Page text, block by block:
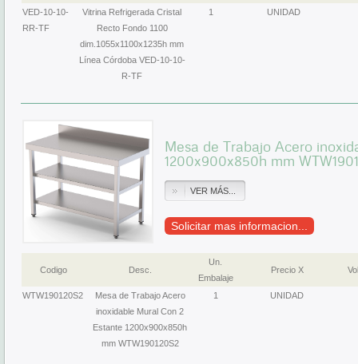
VED-10-10-
RR-TF
Vitrina Refrigerada Cristal
Recto Fondo 1100
dim.1055x1100x1235h mm
Línea Córdoba VED-10-10-
R-TF
1 UNIDAD
Mesa de Trabajo Acero
1200x900x850h mm
VER MÁS...
Solicitar mas informacion...
Codigo Desc.
Un.
Embalaje
Precio X
WTW190120S2
Mesa de Trabajo Acero
inoxidable Mural Con 2
Estante 1200x900x850h
mm WTW190120S2
1 UNIDAD